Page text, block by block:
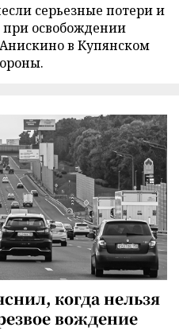
серьезные потери и
при освобождении
в Купянском
когда нельзя
вождение